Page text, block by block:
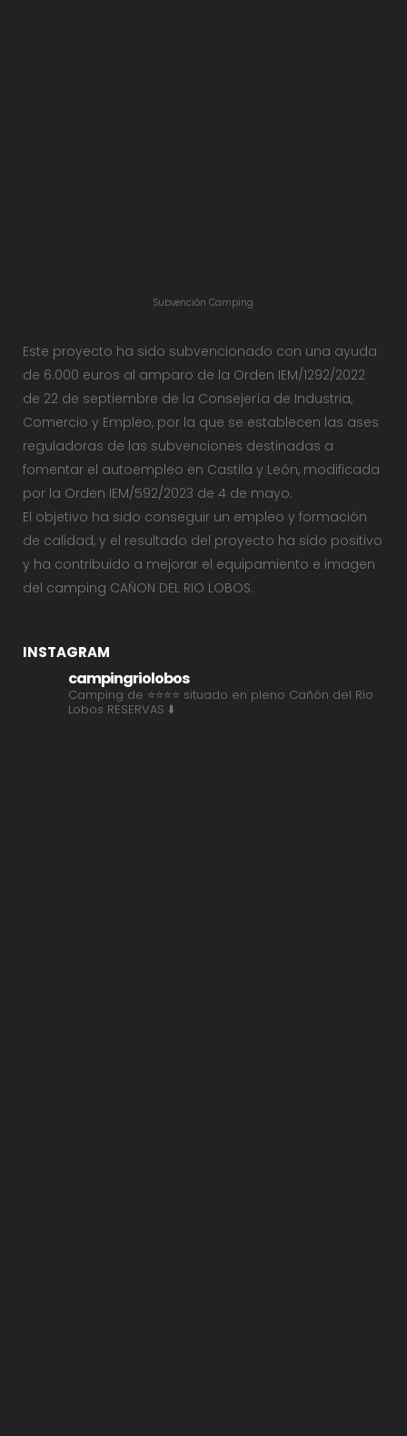
Subvención Camping
Este proyecto ha sido subvencionado con una ayuda
de 6.000 euros al amparo de la Orden IEM/1292/2022
de 22 de septiembre de la Consejería de Industria,
Comercio y Empleo, por la que se establecen las ases
reguladoras de las subvenciones destinadas a
fomentar el autoempleo en Castila y León, modificada
por la Orden IEM/592/2023 de 4 de mayo.
El objetivo ha sido conseguir un empleo y formación
de calidad, y el resultado del proyecto ha sido positivo
y ha contribuido a mejorar el equipamiento e imagen
del camping CAÑON DEL RIO LOBOS.
INSTAGRAM
campingriolobos
Camping de ⭐⭐⭐⭐ situado en pleno Cañón del Río
Lobos RESERVAS ⬇️